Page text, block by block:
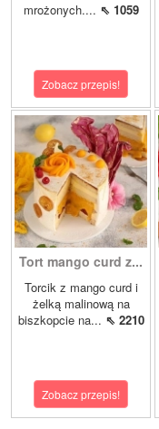
mrożonych.... ⇖ 1059
Zobacz przepis!
Tort mango curd z...
Torcik z mango curd i
żelką malinową na
biszkopcie na... ⇖ 2210
Zobacz przepis!